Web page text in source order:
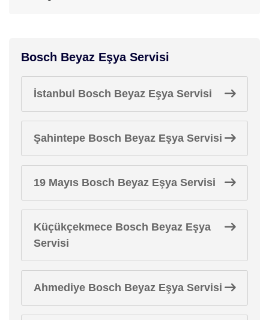
Bosch Beyaz Eşya Servisi
İstanbul Bosch Beyaz Eşya Servisi
Şahintepe Bosch Beyaz Eşya Servisi
19 Mayıs Bosch Beyaz Eşya Servisi
Küçükçekmece Bosch Beyaz Eşya
Servisi
Ahmediye Bosch Beyaz Eşya Servisi